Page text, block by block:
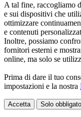
A tal fine, raccogliamo
e sui dispositivi che
ottimizzare
e contenuti
Inoltre, possiamo
fornitori esterni e
online, ma solo se
Prima di dare il tuo
impostazioni e la nostra
Accetta Solo